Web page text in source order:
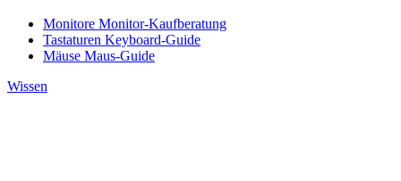
Monitore Monitor-Kaufberatung
Tastaturen Keyboard-Guide
Mäuse Maus-Guide
Wissen